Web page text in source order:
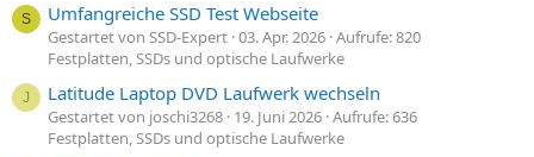
S Umfangreiche SSD Test Webseite
Gestartet von SSD-Expert 03. Apr. 2026 Aufrufe: 820
Festplatten, SSDs und optische Laufwerke
J Latitude Laptop DVD Laufwerk wechseln
Gestartet von joschi3268 19. Juni 2026 Aufrufe: 636
Festplatten, SSDs und optische Laufwerke